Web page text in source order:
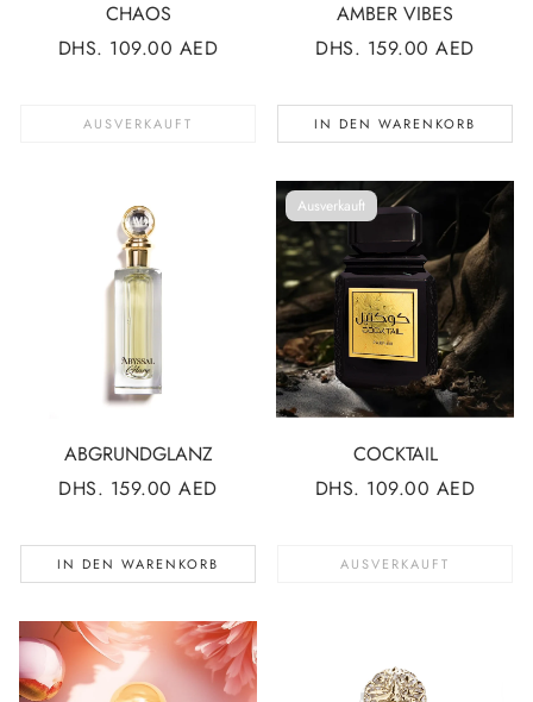
CHAOS
NORMALER
DHS. 109.00 AED
AUSVERKAUFT
AMBER VIBES
NORMALER
DHS. 159.00 AED
IN DEN WARENKORB
ABGRUNDGLANZ
NORMALER
DHS. 159.00 AED
IN DEN WARENKORB
Ausverkauft
COCKTAIL
NORMALER
DHS. 109.00 AED
AUSVERKAUFT